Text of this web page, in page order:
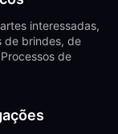
interessadas,
de brindes, de
de